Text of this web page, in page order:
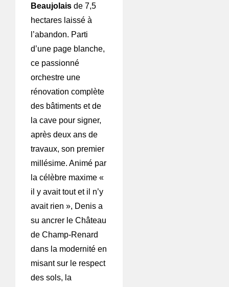
Beaujolais de 7,5
hectares laissé à
l’abandon. Parti
d’une page blanche,
ce passionné
orchestre une
rénovation complète
des bâtiments et de
la cave pour signer,
après deux ans de
travaux, son premier
millésime. Animé par
la célèbre maxime «
il y avait tout et il n’y
avait rien », Denis a
su ancrer le Château
de Champ-Renard
dans la modernité en
misant sur le respect
des sols, la